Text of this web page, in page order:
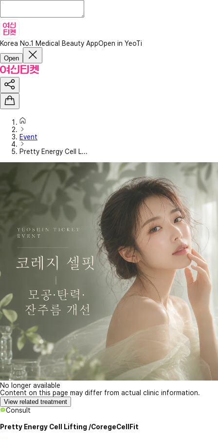
Korea No.1 Medical Beauty AppOpen in YeoTi
Open
Event
Pretty Energy Cell L...
No longer available
Content on this page may differ from actual clinic information.
View related treatment
Consult
Pretty Energy Cell Lifting /CoregeCellFit